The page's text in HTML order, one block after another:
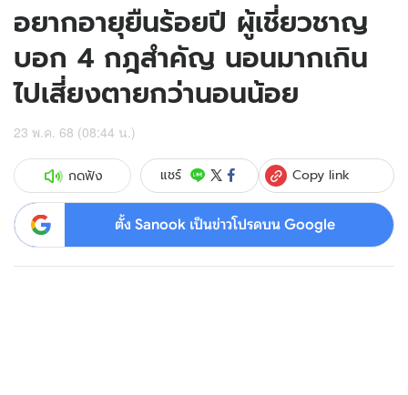
อยากอายุยืนร้อยปี ผู้เชี่ยวชาญ
บอก 4 กฎสำคัญ นอนมากเกิน
ไปเสี่ยงตายกว่านอนน้อย
23 พ.ค. 68 (08:44 น.)
กดฟัง แชร์ Copy link
ตั้ง Sanook เป็นข่าวโปรดบน Google